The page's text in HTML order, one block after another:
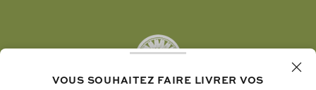
Pinterest
VOUS SOUHAITEZ FAIRE LIVRER VOS